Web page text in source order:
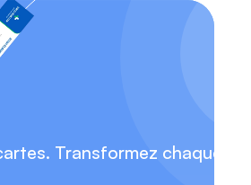
Internet ?
Transformez chaque